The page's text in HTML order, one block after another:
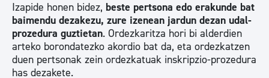
Izapide honen bidez, beste pertsona edo erakunde bat
baimendu dezakezu, zure izenean jardun dezan udal-
prozedura guztietan. Ordezkaritza hori bi alderdien
arteko borondatezko akordio bat da, eta ordezkatzen
duen pertsonak zein ordezkatuak inskripzio-prozedura
has dezakete.